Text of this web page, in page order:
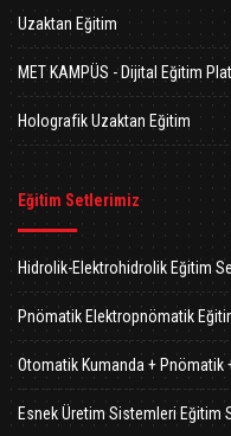
Uzaktan Eğitim
MET KAMPÜS - Dijital Eğitim
Holografik Uzaktan Eğitim
Eğitim Setlerimiz
Hidrolik-Elektrohidrolik Eğitim
Pnömatik Elektropnömatik
Otomatik Kumanda + Pnömatik
Esnek Üretim Sistemleri Eğitim